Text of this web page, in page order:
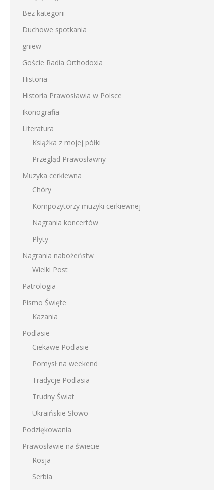
Bez kategorii
Duchowe spotkania
gniew
Goście Radia Orthodoxia
Historia
Historia Prawosławia w Polsce
Ikonografia
Literatura
Książka z mojej półki
Przegląd Prawosławny
Muzyka cerkiewna
Chóry
Kompozytorzy muzyki cerkiewnej
Nagrania koncertów
Płyty
Nagrania nabożeństw
Wielki Post
Patrologia
Pismo Święte
Kazania
Podlasie
Ciekawe Podlasie
Pomysł na weekend
Tradycje Podlasia
Trudny Świat
Ukraińskie Słowo
Podziękowania
Prawosławie na świecie
Rosja
Serbia